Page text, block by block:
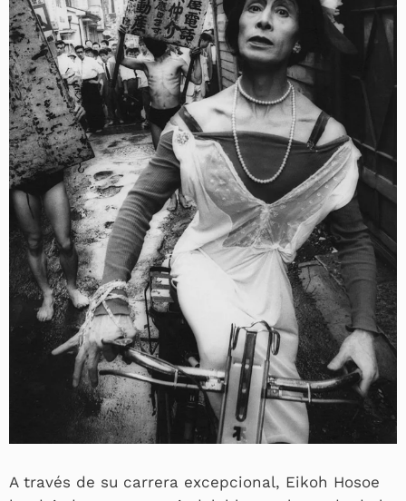
A través de su carrera excepcional, Eikoh Hosoe